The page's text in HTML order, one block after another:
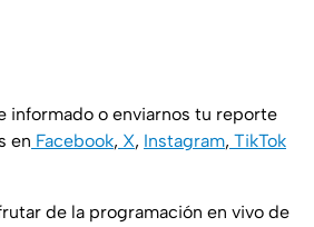
informado o enviarnos tu reporte
en Facebook, X, Instagram, TikTok
de la programación en vivo de